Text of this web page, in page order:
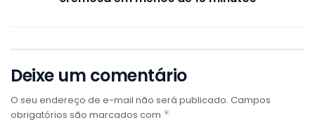
Deixe um comentário
O seu endereço de e-mail não será publicado. Campos
obrigatórios são marcados com *